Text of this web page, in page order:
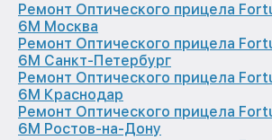
Ремонт Оптического прицела
6M Москва
Ремонт Оптического прицела
6M Санкт-Петербург
Ремонт Оптического прицела
6M Краснодар
Ремонт Оптического прицела
6M Ростов-на-Дону